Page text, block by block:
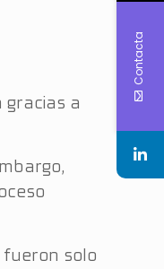
a
solo
Contacta